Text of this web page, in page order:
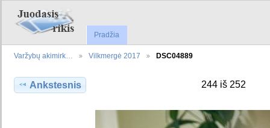
Pradžia
Varžybų akimirk… Vilkmergė 2017 DSC04889
Ankstesnis 244 iš 252